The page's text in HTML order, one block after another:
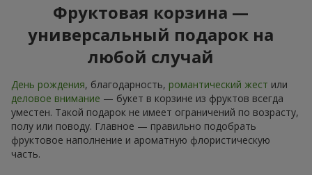
Фруктовая корзина —
универсальный подарок на
любой случай
День рождения, благодарность, романтический жест или
деловое внимание — букет в корзине из фруктов всегда
уместен. Такой подарок не имеет ограничений по возрасту,
полу или поводу. Главное — правильно подобрать
фруктовое наполнение и ароматную флористическую
часть.